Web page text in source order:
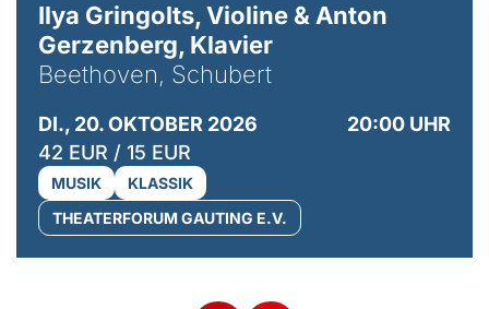
Ilya Gringolts, Violine & Anton
Gerzenberg, Klavier
Beethoven, Schubert
DI., 20. OKTOBER 2026
20:00 UHR
42 EUR / 15 EUR
MUSIK
KLASSIK
THEATERFORUM GAUTING E.V.